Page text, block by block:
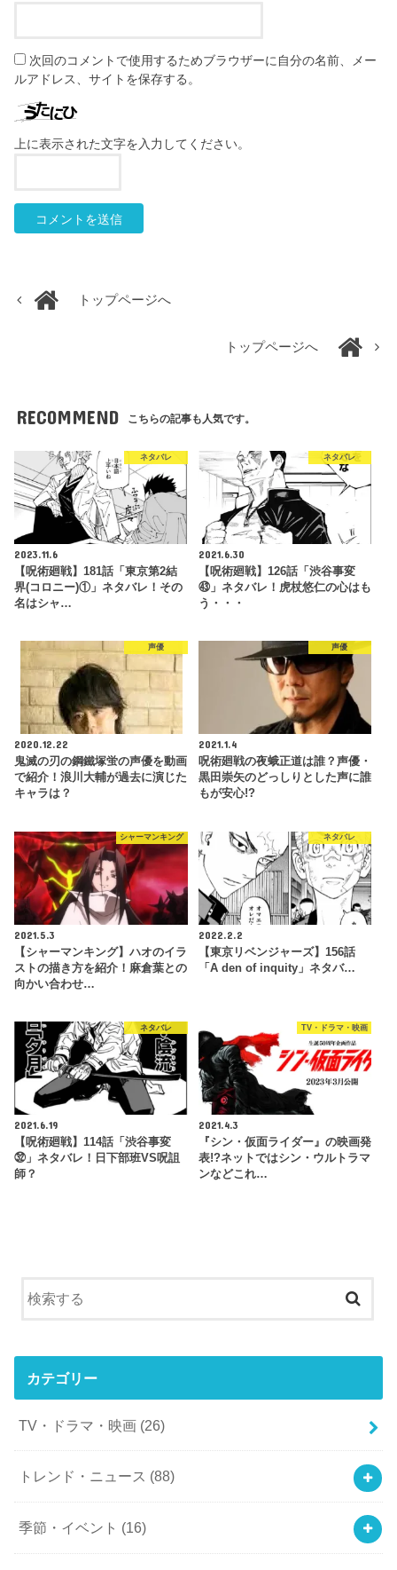
次回のコメントで使用するためブラウザーに自分の名前、メー
ルアドレス、サイトを保存する。
上に表示された文字を入力してください。
トップページへ
トップページへ
RECOMMEND こちらの記事も人気です。
ネタバレ
2023.11.6
【呪術廻戦】181話「東京第2結
界(コロニー)①」ネタバレ！その
名はシャ…
ネタバレ
2021.6.30
【呪術廻戦】126話「渋谷事変
㊸」ネタバレ！虎杖悠仁の心はも
う・・・
声優
2020.12.22
鬼滅の刃の鋼鐵塚蛍の声優を動画
で紹介！浪川大輔が過去に演じた
キャラは？
声優
2021.1.4
呪術廻戦の夜蛾正道は誰？声優・
黒田崇矢のどっしりとした声に誰
もが安心!?
シャーマンキング
2021.5.3
【シャーマンキング】ハオのイラ
ストの描き方を紹介！麻倉葉との
向かい合わせ…
ネタバレ
2022.2.2
【東京リベンジャーズ】156話
「A den of inquity」ネタバ…
ネタバレ
2021.6.19
【呪術廻戦】114話「渋谷事変
㉜」ネタバレ！日下部班VS呪詛
師？
TV・ドラマ・映画
2021.4.3
『シン・仮面ライダー』の映画発
表!?ネットではシン・ウルトラマ
ンなどこれ…
カテゴリー
TV・ドラマ・映画 (26)
トレンド・ニュース (88)
季節・イベント (16)